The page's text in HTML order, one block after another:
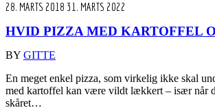
28. MARTS 2018 31. MARTS 2022
HVID PIZZA MED KARTOFFEL
BY GITTE
En meget enkel pizza, som virkelig ikke skal
med kartoffel kan være vildt lækkert – især når
skåret…